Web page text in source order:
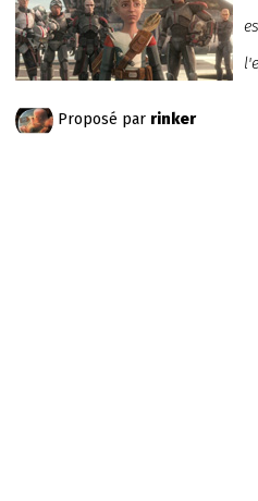
Proposé par rinker